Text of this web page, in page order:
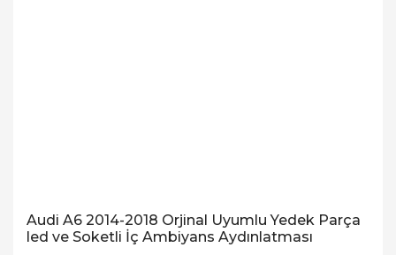
Audi A6 2014-2018 Orjinal Uyumlu Yedek Parça
led ve Soketli İç Ambiyans Aydınlatması